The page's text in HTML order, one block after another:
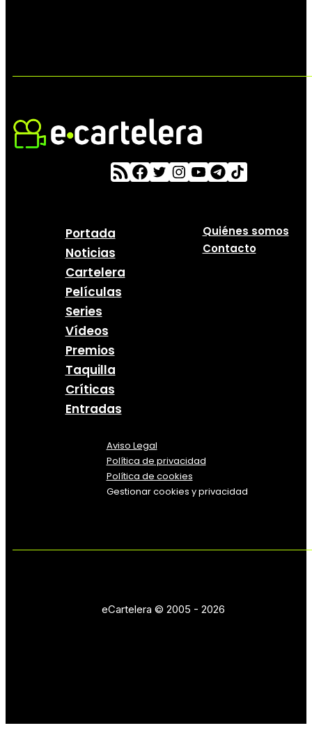
Portada
Noticias
Cartelera
Películas
Series
Vídeos
Premios
Taquilla
Críticas
Entradas
Quiénes somos
Contacto
Aviso Legal
Política de privacidad
Política de cookies
Gestionar cookies y privacidad
eCartelera © 2005 - 2026